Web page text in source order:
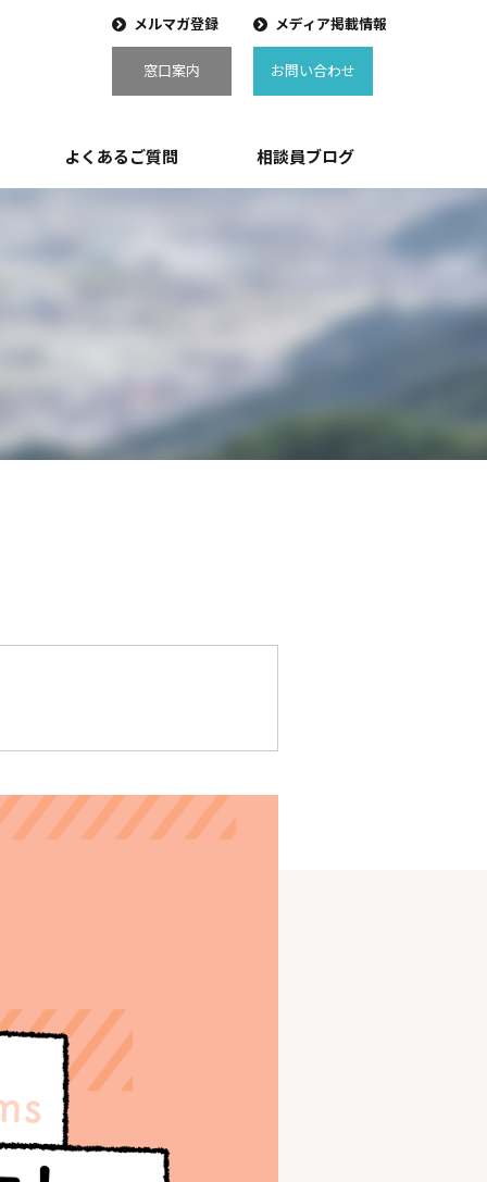
メルマガ登録
窓口案内
メディア掲載情報
お問い合わせ
よくあるご質問 相談員ブログ